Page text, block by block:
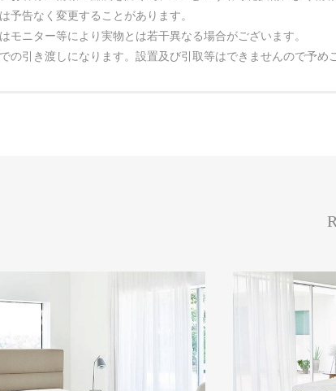
予告なく変更することがあります。
モニター等により実物とは若干異なる場合がございます。
の引き渡しになります。設置及び引取等はできませんので予め